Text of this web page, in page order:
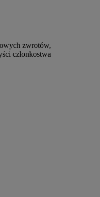
zwrotów,
członkostwa